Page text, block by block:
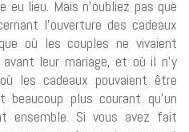
eu lieu. Mais n’oubliez pas que
l’ouverture des cadeaux
où les couples ne vivaient
leur mariage, et où il n’y
les cadeaux pouvaient être
plus courant qu’un
ensemble. Si vous avez fait